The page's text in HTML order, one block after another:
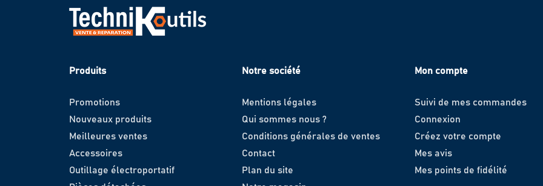
Produits
Promotions
Nouveaux produits
Meilleures ventes
Accessoires
Outillage électroportatif
Notre société
Mentions légales
Qui sommes nous ?
Conditions générales de ventes
Contact
Plan du site
Mon compte
Suivi de mes commandes
Connexion
Créez votre compte
Mes avis
Mes points de fidélité